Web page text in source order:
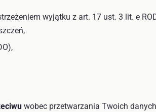
wyjątku z art. 17 ust. 3 lit. e
wobec przetwarzania Twoich